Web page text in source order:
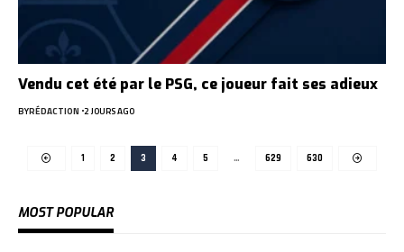
Vendu cet été par le PSG, ce joueur fait ses adieux
BYRÉDACTION 2 JOURS AGO
1 2 3 4 5 … 629 630
MOST POPULAR